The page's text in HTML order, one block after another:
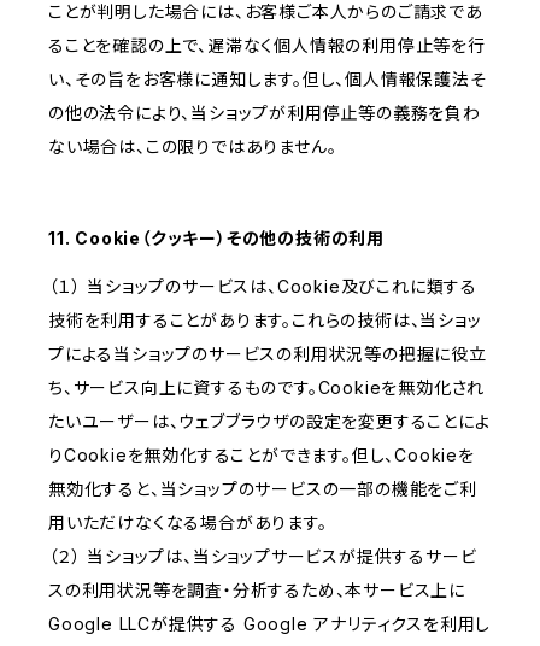
ことが判明した場合には、お客様ご本人からのご請求であ
ることを確認の上で、遅滞なく個人情報の利用停止等を行
い、その旨をお客様に通知します。但し、個人情報保護法そ
の他の法令により、当ショップが利用停止等の義務を負わ
ない場合は、この限りではありません。
11. Cookie（クッキー）その他の技術の利用
（１） 当ショップのサービスは、Cookie及びこれに類する
技術を利用することがあります。これらの技術は、当ショッ
プによる当ショップのサービスの利用状況等の把握に役立
ち、サービス向上に資するものです。Cookieを無効化され
たいユーザーは、ウェブブラウザの設定を変更することによ
りCookieを無効化することができます。但し、Cookieを
無効化すると、当ショップのサービスの一部の機能をご利
用いただけなくなる場合があります。
（２） 当ショップは、当ショップサービスが提供するサービ
スの利用状況等を調査・分析するため、本サービス上に
Google LLCが提供する Google アナリティクスを利用し